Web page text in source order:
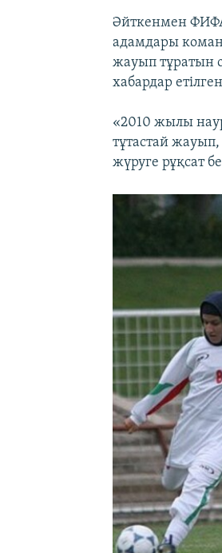
Әйткенмен
адамдары
жауып тұратын
хабардар
«2010 жылы
тұтастай
жүруге рұқсат